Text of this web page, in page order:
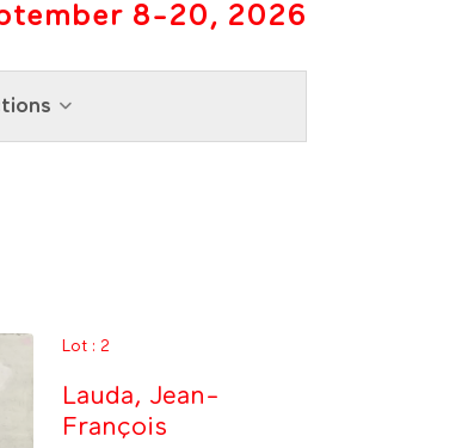
8-20, 2026
Lot : 2
Lauda, Jean-
François